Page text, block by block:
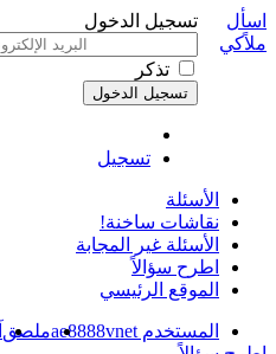
تسجيل الدخول
تذكر
تسجيل
اسأل
ملاًكي
الأسئلة
نقاشات ساخنة!
الأسئلة غير المجابة
اطرح سؤالاً
الموقع الرئيسي
المستخدم ae8888vnet ملصق